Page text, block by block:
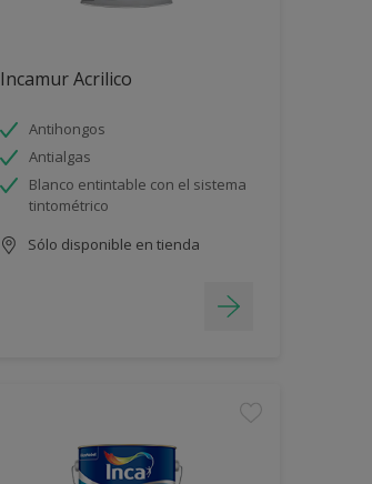
Incamur Acrilico
Antihongos
Antialgas
Blanco entintable con el sistema
tintométrico
Sólo disponible en tienda